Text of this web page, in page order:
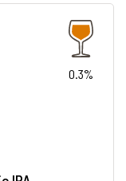
0.3%